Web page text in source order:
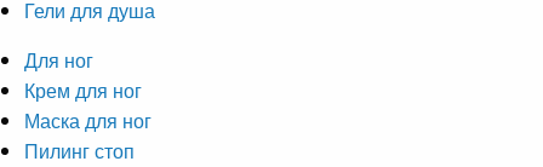
Гели для душа
Для ног
Крем для ног
Маска для ног
Пилинг стоп